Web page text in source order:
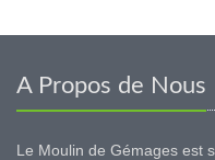
A Propos de Nous
Le Moulin de Gémages est